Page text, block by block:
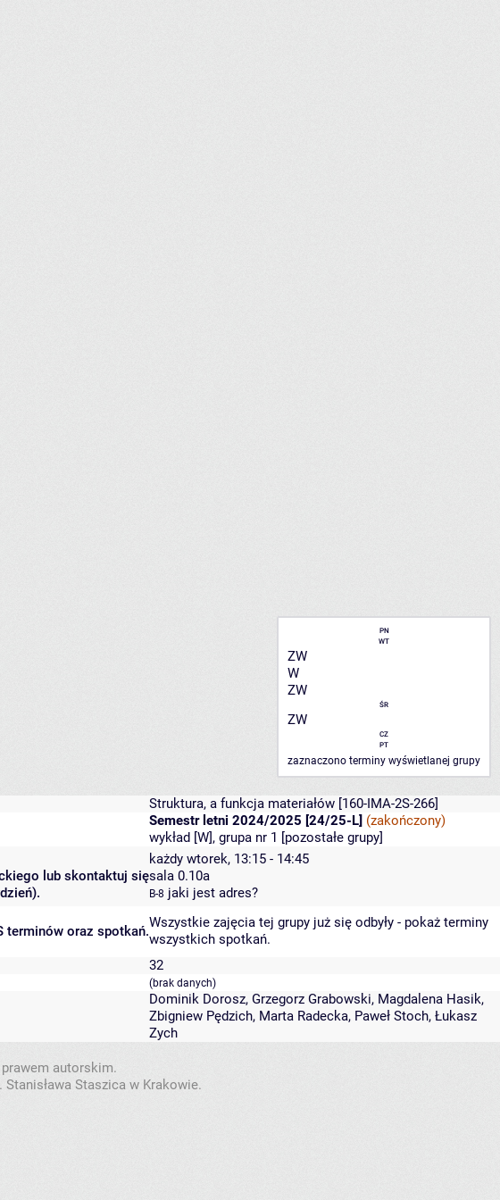
PN
WT
ZW
W
ZW
ŚR
ZW
CZ
PT
zaznaczono terminy wyświetlanej grupy
Struktura, a funkcja materiałów [160-IMA-2S-266]
Semestr letni 2024/2025 [24/25-L] (zakończony)
wykład [W], grupa nr 1 [pozostałe grupy]
lub skontaktuj się
każdy wtorek, 13:15 - 14:45
sala 0.10a
B-8 jaki jest adres?
terminów oraz spotkań.
Wszystkie zajęcia tej grupy już się odbyły - pokaż terminy
wszystkich spotkań.
32
(brak danych)
Dominik Dorosz, Grzegorz Grabowski, Magdalena Hasik,
Zbigniew Pędzich, Marta Radecka, Paweł Stoch, Łukasz
Zych
autorskim.
Staszica w Krakowie.